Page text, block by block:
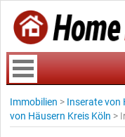
Immobilien > Inserate von
von Häusern Kreis Köln >